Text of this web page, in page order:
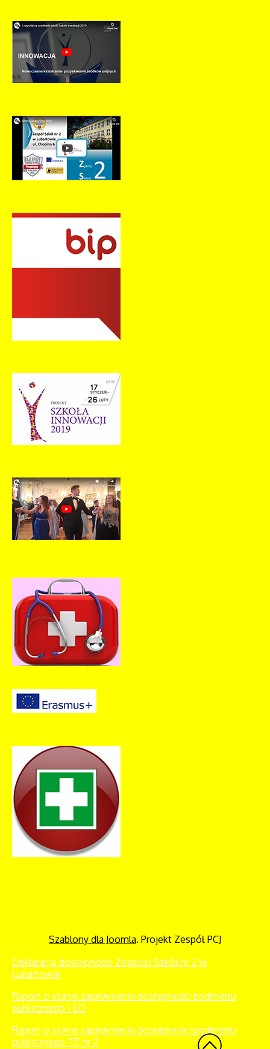
Szablony dla Joomla. Projekt Zespół PCJ
Deklaracja dostępności Zespołu Szkół nr 2 w
Lubartowie
Raport o stanie zapewnienia dostępności podmiotu
publicznego I LO
Raport o stanie zapewnienia dostępności podmiotu
publicznego TZ nr 2